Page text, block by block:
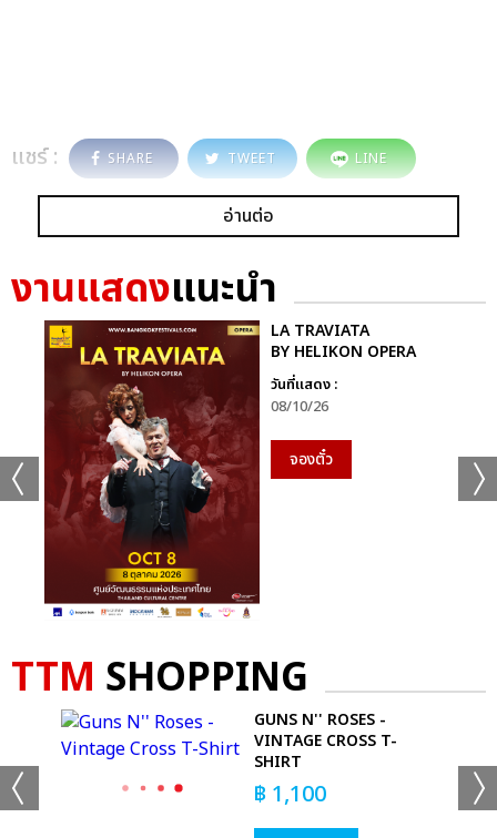
แชร์ : SHARE TWEET LINE
อ่านต่อ
งานแสดงแนะนำ
LA TRAVIATA
BY HELIKON OPERA
วันที่แสดง :
08/10/26
จองตั๋ว
TTM SHOPPING
GUNS N'' ROSES -
VINTAGE CROSS T-
SHIRT
฿ 1,100